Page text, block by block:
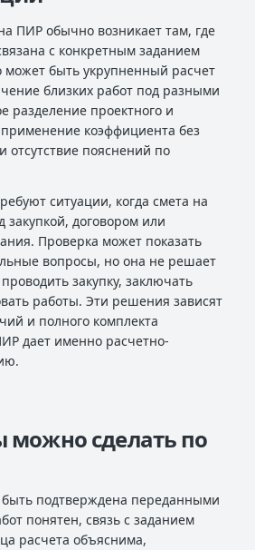
ПИР обычно возникает там, где
с конкретным заданием
может быть укрупненный расчет
близких работ под разными
разделение проектного и
применение коэффициента без
отсутствие пояснений по
ситуации, когда смета на
закупкой, договором или
Проверка может показать
вопросы, но она не решает
закупку, заключать
работы. Эти решения зависят
и полного комплекта
дает именно расчетно-
можно сделать по
подтверждена переданными
понятен, связь с заданием
расчета объяснима,